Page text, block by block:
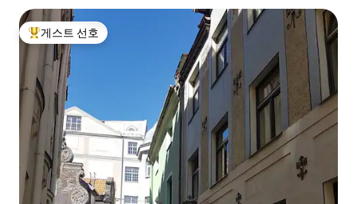
상위 게스트 선호
게스트 선호